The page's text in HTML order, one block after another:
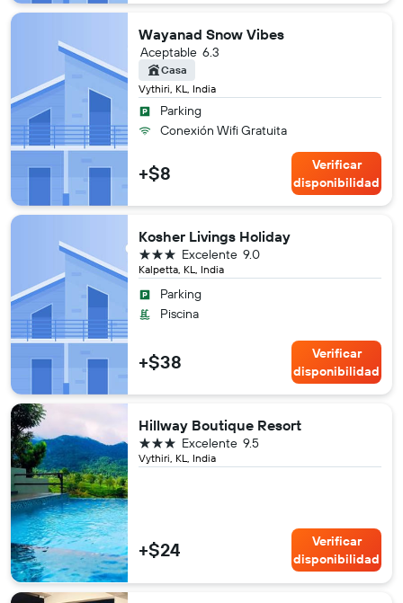
Wayanad Snow Vibes
Vythiri, KL, India
6.3
Aceptable
Casa
Parking
Conexión Wifi Gratuita
+$8
Verificar
disponibilidad
Kosher Livings Holiday
Kalpetta, KL, India
9.0
Excelente
3 estrellas
Parking
Piscina
+$38
Verificar
disponibilidad
Hillway Boutique Resort
Vythiri, KL, India
9.5
Excelente
3 estrellas
+$24
Verificar
disponibilidad